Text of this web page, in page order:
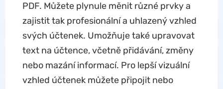
PDF. Můžete plynule měnit různé prvky a
zajistit tak profesionální a uhlazený vzhled
svých účtenek. Umožňuje také upravovat
text na účtence, včetně přidávání, změny
nebo mazání informací. Pro lepší vizuální
vzhled účtenek můžete připojit nebo